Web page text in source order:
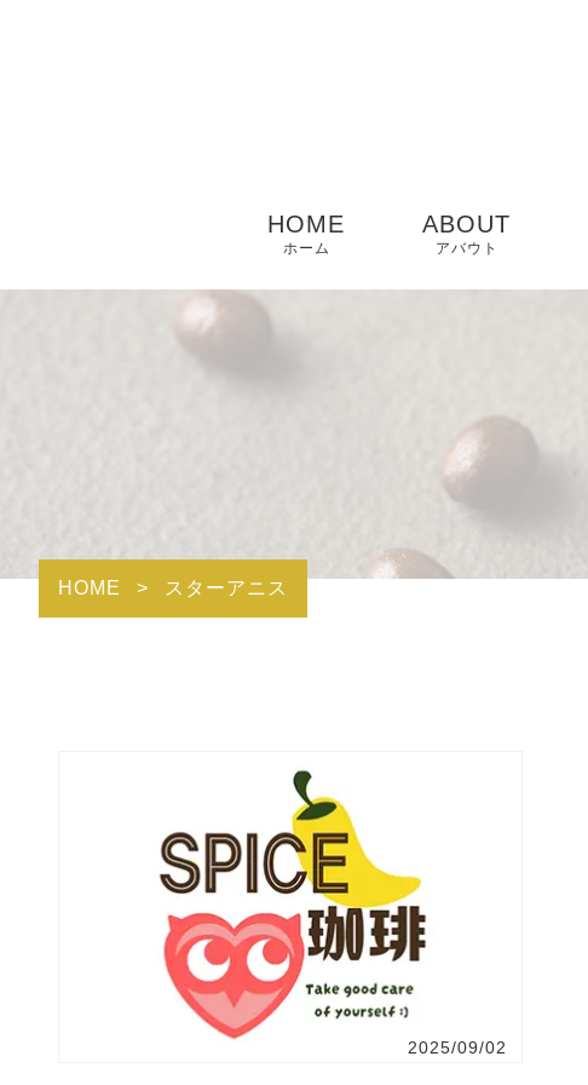
HOME
ホーム
ABOUT
アバウト
HOME > スターアニス
2025/09/02